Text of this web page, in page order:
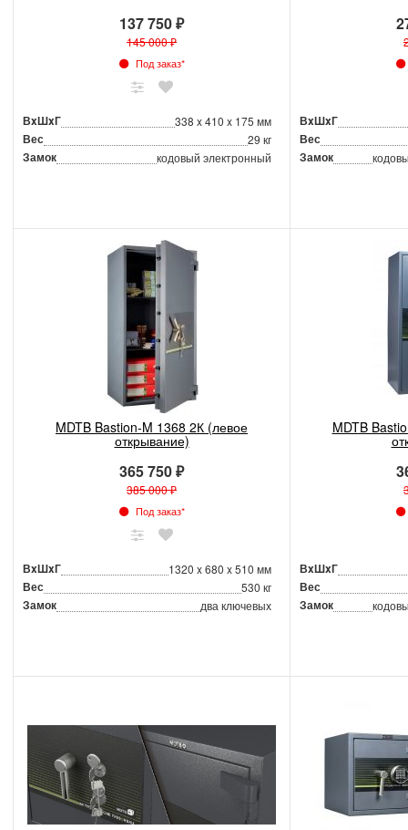
137 750 ₽
145 000 ₽
Под заказ*
ВxШxГ 338 x 410 x 175 мм
Вес 29 кг
Замок кодовый электронный
ВxШxГ
Вес
Замок
MDTB Bastion-M 1368 2К (левое
открывание)
365 750 ₽
385 000 ₽
Под заказ*
ВxШxГ 1320 x 680 x 510 мм
Вес 530 кг
Замок два ключевых
MDTB
ВxШxГ
Вес
Замок